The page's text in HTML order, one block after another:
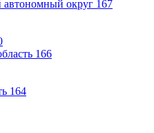
округ 167
166
164